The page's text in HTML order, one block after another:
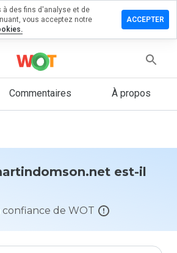
Commentaires À propos
est-il
confiance de WOT
des fins d'analyse et de
vous acceptez notre
ACCEPTER